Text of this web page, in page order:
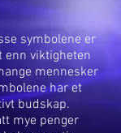
symbolene er
enn viktigheten
mennesker
har et
budskap.
mye penger